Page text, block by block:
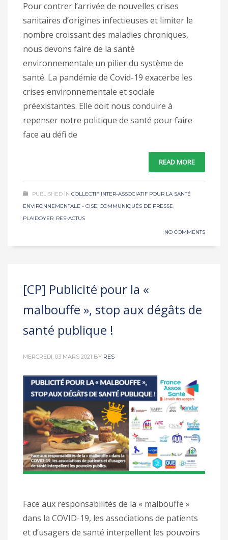
Pour contrer l’arrivée de nouvelles crises
sanitaires d’origines infectieuses et limiter le
nombre croissant des maladies chroniques,
nous devons faire de la santé
environnementale un pilier du système de
santé. La pandémie de Covid-19 exacerbe les
crises environnementale et sociale
préexistantes. Elle doit nous conduire à
repenser notre politique de santé pour faire
face au défi de
READ MORE
PUBLISHED IN COLLECTIF INTER-ASSOCIATIF POUR LA SANTÉ
ENVIRONNEMENTALE - CISE, COMMUNIQUÉS DE PRESSE,
PLAIDOYER, RES-ACTUS
NO COMMENTS
[CP] Publicité pour la «
malbouffe », stop aux dégâts de
santé publique !
MERCREDI, 03 MARS 2021 BY RES
Face aux responsabilités de la « malbouffe »
dans la COVID-19, les associations de patients
et d’usagers de santé interpellent les pouvoirs